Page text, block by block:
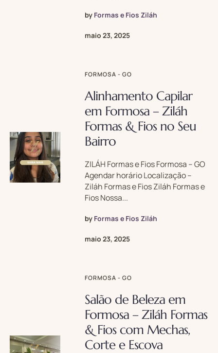
by Formas e Fios Ziláh
maio 23, 2025
FORMOSA - GO
Alinhamento Capilar
em Formosa – Ziláh
Formas & Fios no Seu
Bairro
ZILÁH Formas e Fios Formosa – GO
Agendar horário Localização –
Ziláh Formas e Fios Ziláh Formas e
Fios Nossa...
by Formas e Fios Ziláh
maio 23, 2025
FORMOSA - GO
Salão de Beleza em
Formosa – Ziláh Formas
& Fios com Mechas,
Corte e Escova